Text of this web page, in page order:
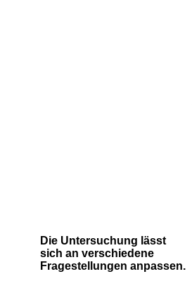
Die Untersuchung lässt
sich an verschiedene
Fragestellungen anpassen.